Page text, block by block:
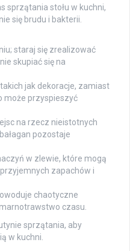
sprzątania stołu w kuchni,
się brudu i bakterii.
staraj się zrealizować
skupiać się na
jak dekoracje, zamiast
może przyspieszyć
na rzecz nieistotnych
pozostaje
w zlewie, które mogą
zapachów i
chaotyczne
czasu.
sprzątania, aby
w kuchni.